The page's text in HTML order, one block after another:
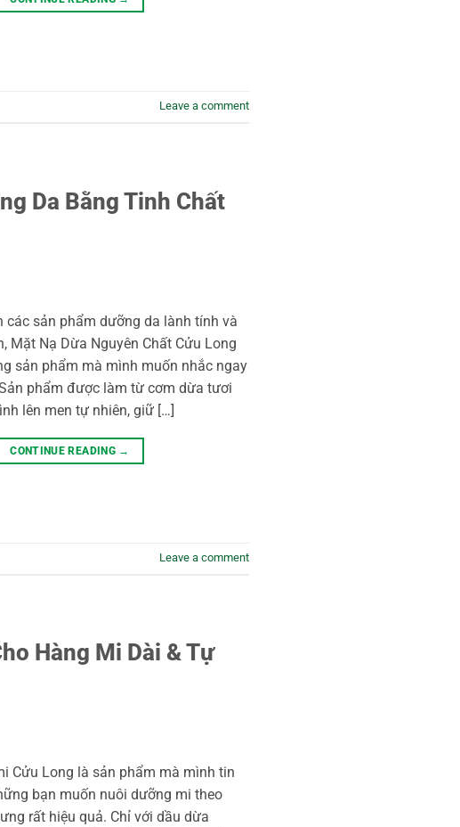
Leave a comment
Da Bằng Tinh Chất
các sản phẩm dưỡng da lành tính và
Mặt Nạ Dừa Nguyên Chất Cửu Long
sản phẩm mà mình muốn nhắc ngay
phẩm được làm từ cơm dừa tươi
lên men tự nhiên, giữ […]
CONTINUE READING →
Leave a comment
Hàng Mi Dài & Tự
Cửu Long là sản phẩm mà mình tin
bạn muốn nuôi dưỡng mi theo
rất hiệu quả. Chỉ với dầu dừa